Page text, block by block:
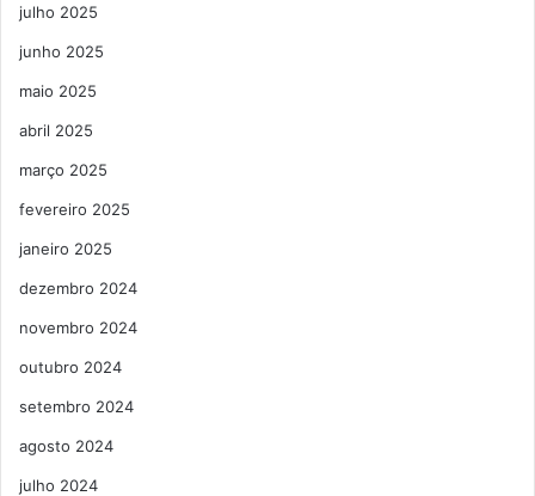
julho 2025
junho 2025
maio 2025
abril 2025
março 2025
fevereiro 2025
janeiro 2025
dezembro 2024
novembro 2024
outubro 2024
setembro 2024
agosto 2024
julho 2024